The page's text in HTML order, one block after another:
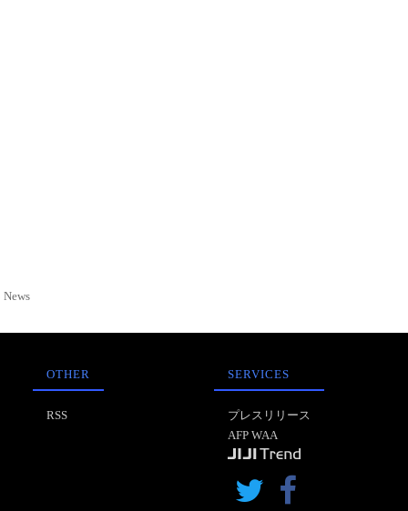
OTHER
RSS
SERVICES
プレスリリース
AFP WAA